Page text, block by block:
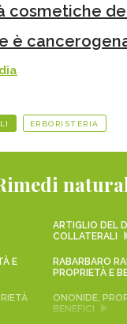
cosmetiche
è
ERBORISTERIA
ARTIGLIO DEL
COLLATERALI
E
RABARBARO
PROPRIETÀ E
ONONIDE,
BENEFICI